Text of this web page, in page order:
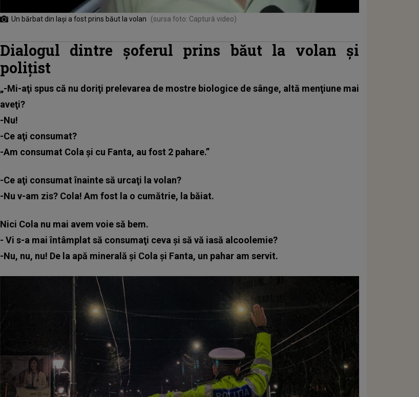
Un bărbat din Iași a fost prins băut la volan (sursa foto: Captură video)
Dialogul dintre șoferul prins băut la volan și
polițist
„-Mi-aţi spus că nu doriţi prelevarea de mostre biologice de sânge, altă menţiune mai
aveţi?
-Nu!
-Ce aţi consumat?
-Am consumat Cola şi cu Fanta, au fost 2 pahare.”
-Ce aţi consumat înainte să urcaţi la volan?
-Nu v-am zis? Cola! Am fost la o cumătrie, la băiat.
Nici Cola nu mai avem voie să bem.
- Vi s-a mai întâmplat să consumaţi ceva şi să vă iasă alcoolemie?
-Nu, nu, nu! De la apă minerală şi Cola şi Fanta, un pahar am servit.